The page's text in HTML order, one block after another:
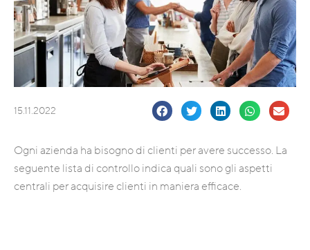
15.11.2022
Ogni azienda ha bisogno di clienti per avere successo. La
seguente lista di controllo indica quali sono gli aspetti
centrali per acquisire clienti in maniera efficace.